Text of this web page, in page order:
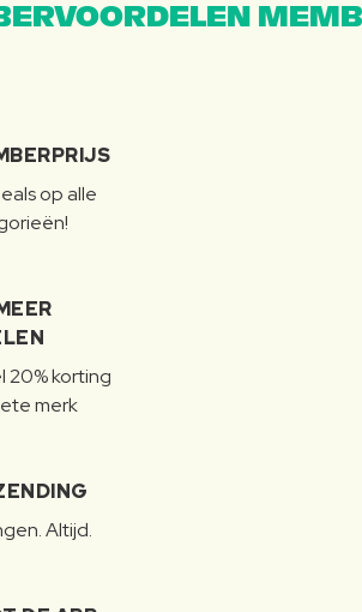
op alle
20% korting
merk
Altijd.